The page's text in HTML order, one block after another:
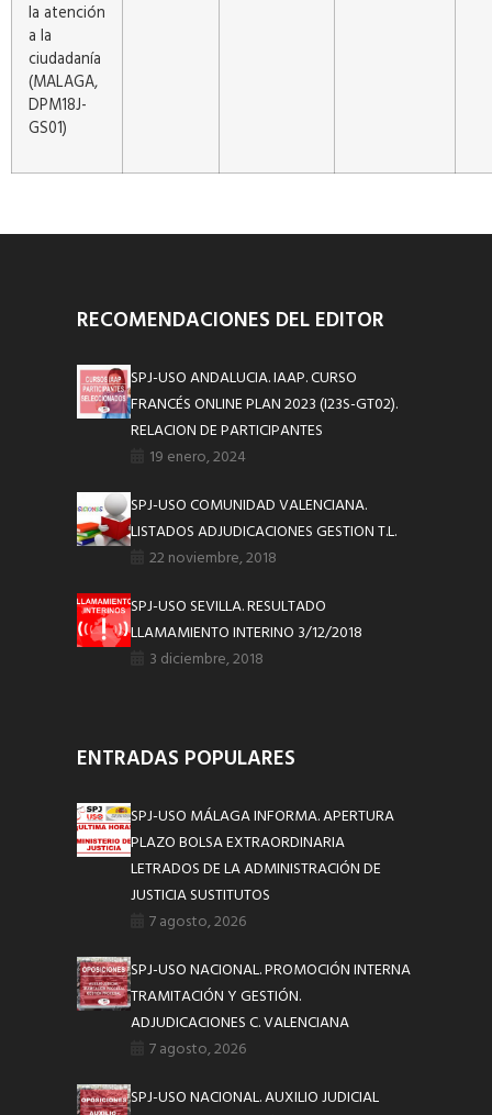
la atención
a la
ciudadanía
(MALAGA,
DPM18J-
GS01)
RECOMENDACIONES DEL EDITOR
SPJ-USO ANDALUCIA. IAAP. CURSO
FRANCÉS ONLINE PLAN 2023 (I23S-GT02).
RELACION DE PARTICIPANTES
19 enero, 2024
SPJ-USO COMUNIDAD VALENCIANA.
LISTADOS ADJUDICACIONES GESTION T.L.
22 noviembre, 2018
SPJ-USO SEVILLA. RESULTADO
LLAMAMIENTO INTERINO 3/12/2018
3 diciembre, 2018
ENTRADAS POPULARES
SPJ-USO MÁLAGA INFORMA. APERTURA
PLAZO BOLSA EXTRAORDINARIA
LETRADOS DE LA ADMINISTRACIÓN DE
JUSTICIA SUSTITUTOS
7 agosto, 2026
SPJ-USO NACIONAL. PROMOCIÓN INTERNA
TRAMITACIÓN Y GESTIÓN.
ADJUDICACIONES C. VALENCIANA
7 agosto, 2026
SPJ-USO NACIONAL. AUXILIO JUDICIAL